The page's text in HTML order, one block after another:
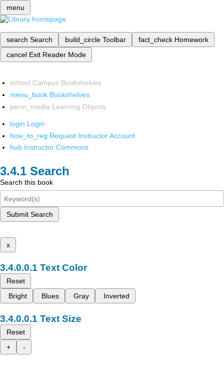
menu
search Search build_circle Toolbar fact_check Homework
cancel Exit Reader Mode
school Campus Bookshelves
menu_book Bookshelves
perm_media Learning Objects
login Login
how_to_reg Request Instructor Account
hub Instructor Commons
Search
Search this book
Submit Search
x
Text Color
Reset
Bright
Blues Gray Inverted
Text Size
Reset
+
-